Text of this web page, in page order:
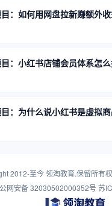
：如何用网盘拉新赚额外收
：小红书店铺会员体系怎么
：为什么说小红书是虚拟商
2012-至今领淘教育.保留所有
网安备 32030502000352号 苏